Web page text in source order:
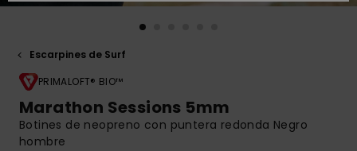
la respuesta
más rápida a
Encuentra
respuestas a
Escarpines de Surf
PRIMALOFT® BIO™
Marathon Sessions 5mm
Botines de neopreno con puntera redonda Negro
hombre